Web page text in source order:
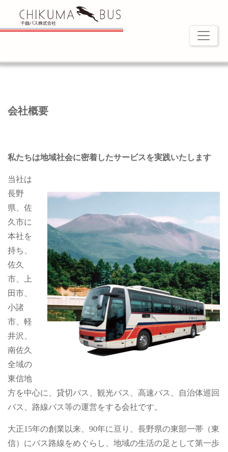
会社概要
私たちは地域社会に密着したサービスを実践いたします
当社は
長野
県、佐
久市に
本社を
持ち、
佐久
市、上
田市、
小諸
市、軽
井沢、
南佐久
全域の
東信地
方を中心に、貸切バス、観光バス、高速バス、自治体巡回
バス、路線バス等の運営をする会社です。
大正15年の創業以来、90年に亘り、長野県の東部一帯（東
信）にバス路線をめぐらし、地域の生活の足として第一歩